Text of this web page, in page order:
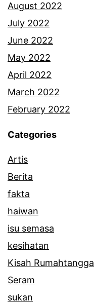
August 2022
July 2022
June 2022
May 2022
April 2022
March 2022
February 2022
Categories
Artis
Berita
fakta
haiwan
isu semasa
kesihatan
Kisah Rumahtangga
Seram
sukan